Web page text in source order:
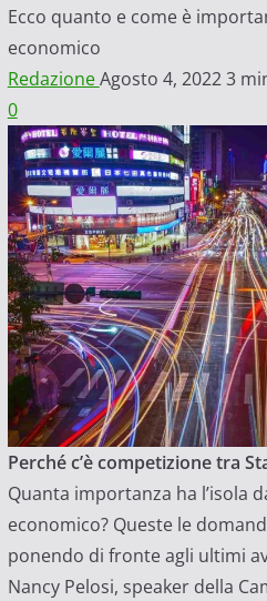
Ecco quanto e come è
economico
RedazioneAgosto 4, 20223
0
Perché c’è competizione tra
Quanta importanza ha l’isola
economico? Queste le
ponendo di fronte agli ultimi
Nancy Pelosi, speaker della